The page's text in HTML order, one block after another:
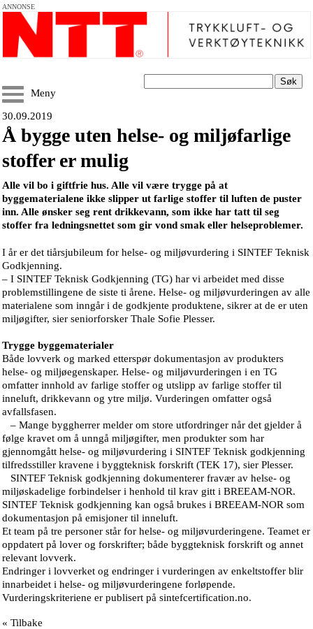
ANNONSE
Søk
Meny
30.09.2019
Å bygge uten helse- og miljøfarlige
stoffer er mulig
Alle vil bo i giftfrie hus. Alle vil være trygge på at
byggematerialene ikke slipper ut farlige stoffer til luften de puster
inn. Alle ønsker seg rent drikkevann, som ikke har tatt til seg
stoffer fra ledningsnettet som gir vond smak eller helseproblemer.
I år er det tiårsjubileum for helse- og miljøvurdering i SINTEF Teknisk
Godkjenning.
– I SINTEF Teknisk Godkjenning (TG) har vi arbeidet med disse
problemstillingene de siste ti årene. Helse- og miljøvurderingen av alle
materialene som inngår i de godkjente produktene, sikrer at de er uten
miljøgifter, sier seniorforsker Thale Sofie Plesser.
Trygge byggematerialer
Både lovverk og marked etterspør dokumentasjon av produkters
helse- og miljøegenskaper. Helse- og miljøvurderingen i en TG
omfatter innhold av farlige stoffer og utslipp av farlige stoffer til
inneluft, drikkevann og ytre miljø. Vurderingen omfatter også
avfallsfasen.
– Mange byggherrer melder om store utfordringer når det gjelder å
følge kravet om å unngå miljøgifter, men produkter som har
gjennomgått helse- og miljøvurdering i SINTEF Teknisk godkjenning
tilfredsstiller kravene i byggteknisk forskrift (TEK 17), sier Plesser.
SINTEF Teknisk godkjenning dokumenterer fravær av helse- og
miljøskadelige forbindelser i henhold til krav gitt i BREEAM-NOR.
SINTEF Teknisk godkjenning kan også brukes i BREEAM-NOR som
dokumentasjon på emisjoner til inneluft.
Et team på tre personer står for helse- og miljøvurderingene. Teamet er
oppdatert på lover og forskrifter; både byggteknisk forskrift og annet
relevant lovverk.
Endringer i lovverket og endringer i vurderingen av enkeltstoffer blir
innarbeidet i helse- og miljøvurderingene forløpende.
Vurderingskriteriene er publisert på sintefcertification.no.
« Tilbake